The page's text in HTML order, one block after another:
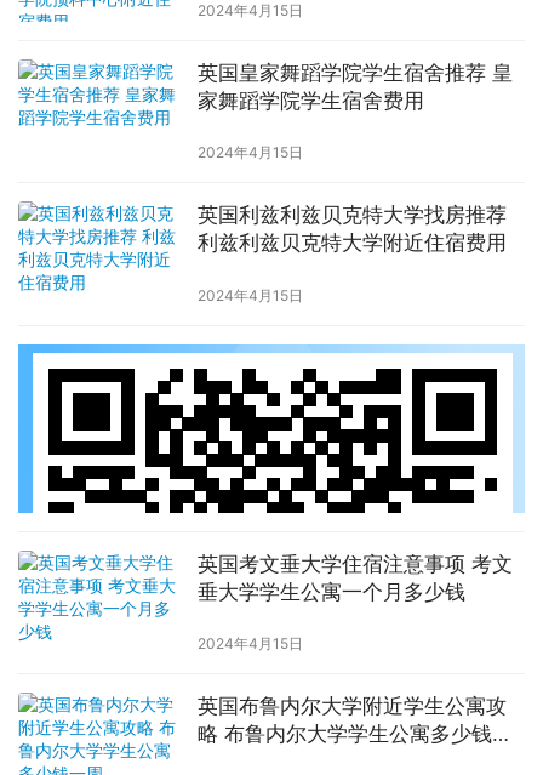
2024年4月15日
英国皇家舞蹈学院学生宿舍推荐 皇
家舞蹈学院学生宿舍费用
2024年4月15日
英国利兹利兹贝克特大学找房推荐
利兹利兹贝克特大学附近住宿费用
2024年4月15日
英国考文垂大学住宿注意事项 考文
垂大学学生公寓一个月多少钱
2024年4月15日
英国布鲁内尔大学附近学生公寓攻
略 布鲁内尔大学学生公寓多少钱一